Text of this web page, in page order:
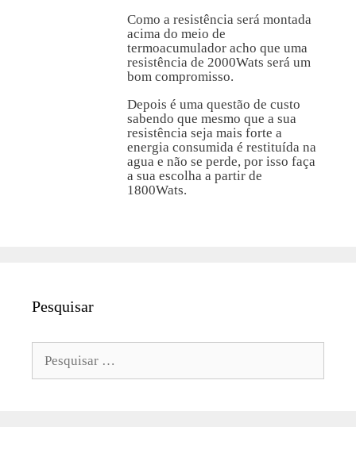
Como a resistência será montada
acima do meio de
termoacumulador acho que uma
resistência de 2000Wats será um
bom compromisso.
Depois é uma questão de custo
sabendo que mesmo que a sua
resistência seja mais forte a
energia consumida é restituída na
agua e não se perde, por isso faça
a sua escolha a partir de
1800Wats.
Pesquisar